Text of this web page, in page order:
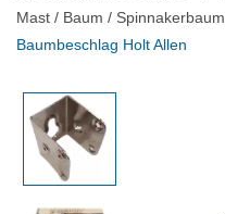
Mast / Baum / Spinnakerbaum
Baumbeschlag Holt Allen